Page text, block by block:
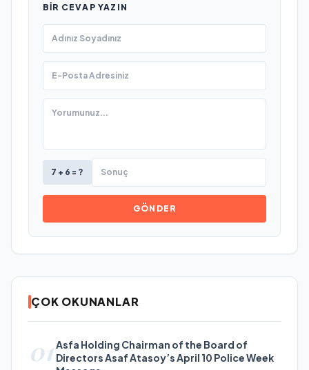
BIR CEVAP YAZIN
7 + 6 = ?
GÖNDER
ÇOK OKUNANLAR
01Asfa Holding Chairman of the Board of
Directors Asaf Atasoy’s April 10 Police Week